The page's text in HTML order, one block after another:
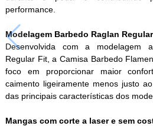
performance.
Modelagem Barbedo Raglan
Desenvolvida com a modelagem
Regular Fit, a Camisa Barbedo
foco em proporcionar maior
caimento ligeiramente menos justo
das principais características dos
Mangas com corte a laser e sem